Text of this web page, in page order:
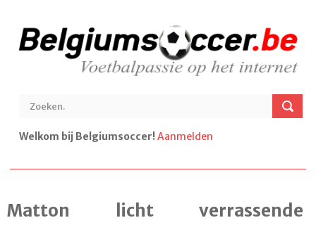
Welkom bij Belgiumsoccer!Aanmelden
Matton licht verrassende